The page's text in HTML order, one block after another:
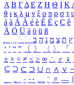
Α Β ΓΔ Ε Ζ Η Θ Ι Κ
θ ι κ λ μ ν ξ ο π ρ σ τ
á à Á À é è É È ç Ç ê
Ä Ö Ü ä ö ü ß
ִֶֹ ֻּ ׁׂ ץ ת צ מ נ ה ב
‘ ’ “ ” 〔 〕 〈 〉 「
± × ÷ ≠ ≤ ≥ ∞ ∴ ♂ ♀
⊆ ⊇ ⊂ ⊃ ∪ ∩ ∧ ∨
、
。 · ‥ … ¨ 〃 ―